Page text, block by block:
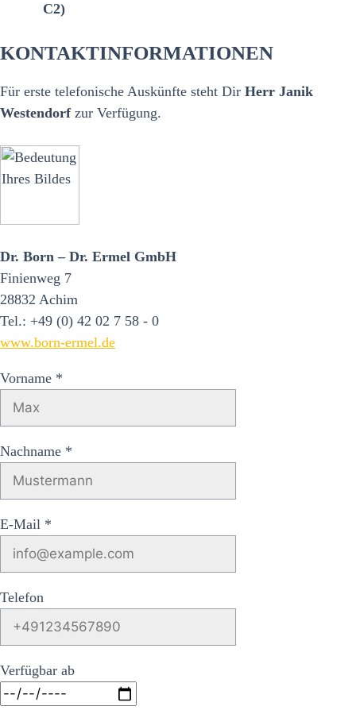
C2)
KONTAKTINFORMATIONEN
Für erste telefonische Auskünfte steht Dir Herr Janik
Westendorfzur Verfügung.
Dr. Born – Dr. Ermel GmbH
Finienweg 7
28832 Achim
Tel.: +49 (0) 42 02 7 58 - 0
www.born-ermel.de
Vorname *
Nachname *
E-Mail *
Telefon
Verfügbar ab